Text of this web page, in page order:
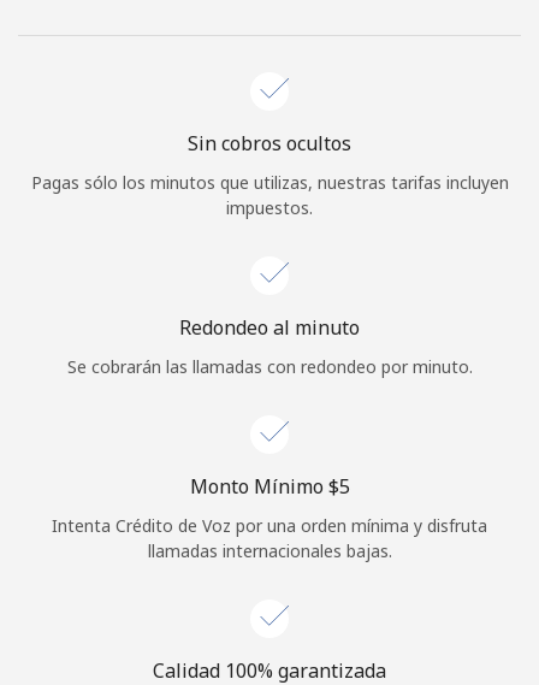
Iniciar Sesión
o
Continuar con
Sin cobros ocultos
Pagas sólo los minutos que utilizas, nuestras tarifas incluyen
impuestos.
Redondeo al minuto
Se cobrarán las llamadas con redondeo por minuto.
Monto Mínimo ⁦$5⁩
Intenta Crédito de Voz por una orden mínima y disfruta
llamadas internacionales bajas.
Calidad 100% garantizada